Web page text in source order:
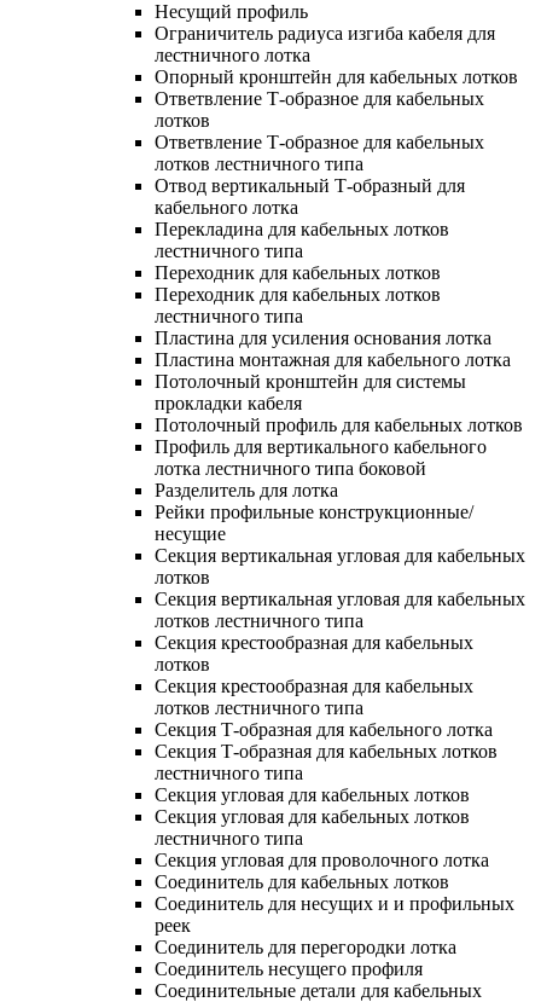
Несущий профиль
Ограничитель радиуса изгиба кабеля для
лестничного лотка
Опорный кронштейн для кабельных лотков
Ответвление Т-образное для кабельных
лотков
Ответвление Т-образное для кабельных
лотков лестничного типа
Отвод вертикальный Т-образный для
кабельного лотка
Перекладина для кабельных лотков
лестничного типа
Переходник для кабельных лотков
Переходник для кабельных лотков
лестничного типа
Пластина для усиления основания лотка
Пластина монтажная для кабельного лотка
Потолочный кронштейн для системы
прокладки кабеля
Потолочный профиль для кабельных лотков
Профиль для вертикального кабельного
лотка лестничного типа боковой
Разделитель для лотка
Рейки профильные конструкционные/
несущие
Секция вертикальная угловая для кабельных
лотков
Секция вертикальная угловая для кабельных
лотков лестничного типа
Секция крестообразная для кабельных
лотков
Секция крестообразная для кабельных
лотков лестничного типа
Секция Т-образная для кабельного лотка
Секция Т-образная для кабельных лотков
лестничного типа
Секция угловая для кабельных лотков
Секция угловая для кабельных лотков
лестничного типа
Секция угловая для проволочного лотка
Соединитель для кабельных лотков
Соединитель для несущих и и профильных
реек
Соединитель для перегородки лотка
Соединитель несущего профиля
Соединительные детали для кабельных